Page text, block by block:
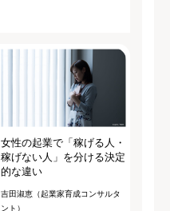
女性の起業で「稼げる人・
稼げない人」を分ける決定
的な違い
吉田淑恵（起業家育成コンサルタ
ント）